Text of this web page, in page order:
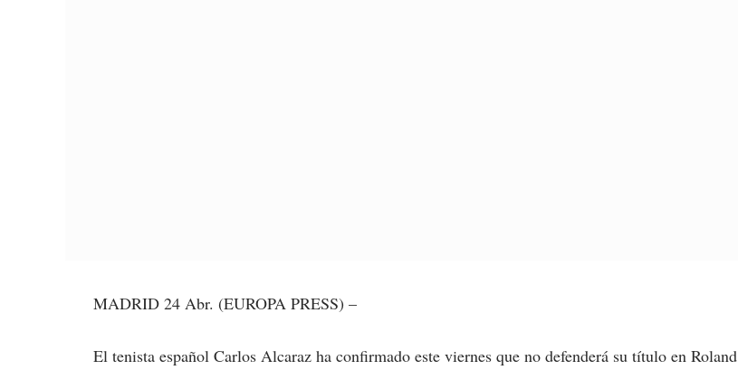
MADRID 24 Abr. (EUROPA PRESS) –
El tenista español Carlos Alcaraz ha confirmado este viernes que no defenderá su título en Roland